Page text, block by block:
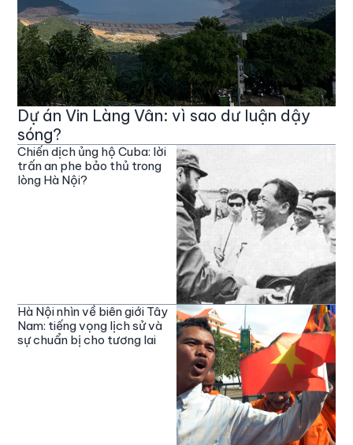
Dự án Vin Làng Vân: vì sao dư luận dậy
sóng?
Chiến dịch ủng hộ Cuba: lời
trấn an phe bảo thủ trong
lòng Hà Nội?
Hà Nội nhìn về biên giới Tây
Nam: tiếng vọng lịch sử và
sự chuẩn bị cho tương lai